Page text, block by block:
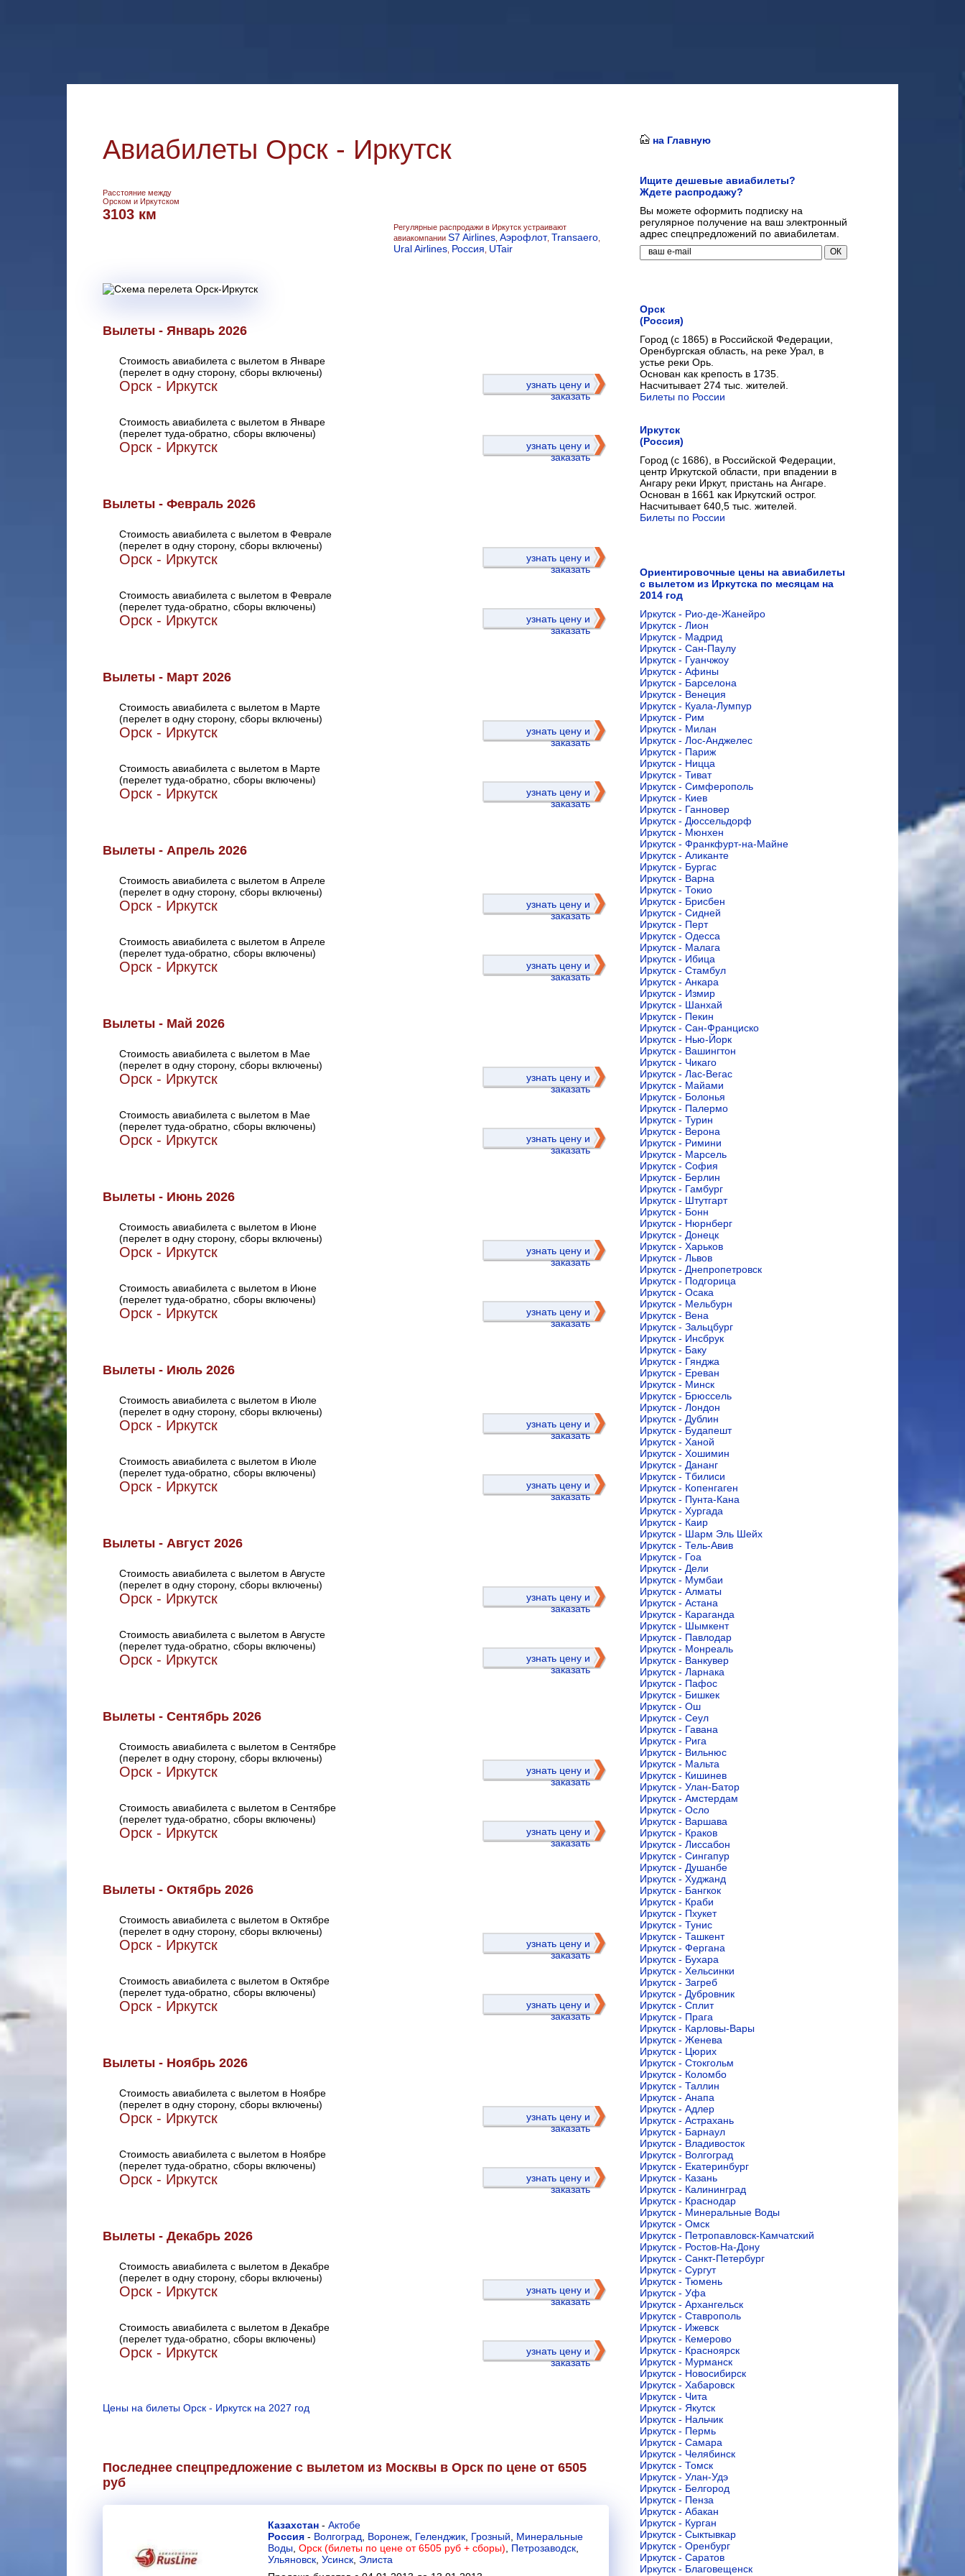
Авиабилеты Орск - Иркутск
Расстояние между
Орском и Иркутском
3103 км
Регулярные распродажи в Иркутск устраивают
авиакомпании S7 Airlines Аэрофлот, Transaero
Ural Airlines Россия UTair
Вылеты - Январь 2026
Стоимость авиабилета с вылетом в Январе
(перелет в одну сторону, сборы включены)
Орск - Иркутск
узнать цену и
заказать
Стоимость авиабилета с вылетом в Январе
(перелет туда-обратно, сборы включены)
Орск - Иркутск
узнать цену и
заказать
Вылеты - Февраль 2026
Стоимость авиабилета с вылетом в Феврале
(перелет в одну сторону, сборы включены)
Орск - Иркутск
узнать цену и
заказать
Стоимость авиабилета с вылетом в Феврале
(перелет туда-обратно, сборы включены)
Орск - Иркутск
узнать цену и
заказать
Вылеты - Март 2026
Стоимость авиабилета с вылетом в Марте
(перелет в одну сторону, сборы включены)
Орск - Иркутск
узнать цену и
заказать
Стоимость авиабилета с вылетом в Марте
(перелет туда-обратно, сборы включены)
Орск - Иркутск
узнать цену и
заказать
Вылеты - Апрель 2026
Стоимость авиабилета с вылетом в Апреле
(перелет в одну сторону, сборы включены)
Орск - Иркутск
узнать цену и
заказать
Стоимость авиабилета с вылетом в Апреле
(перелет туда-обратно, сборы включены)
Орск - Иркутск
узнать цену и
заказать
Вылеты - Май 2026
Стоимость авиабилета с вылетом в Мае
(перелет в одну сторону, сборы включены)
Орск - Иркутск
узнать цену и
заказать
Стоимость авиабилета с вылетом в Мае
(перелет туда-обратно, сборы включены)
Орск - Иркутск
узнать цену и
заказать
Вылеты - Июнь 2026
Стоимость авиабилета с вылетом в Июне
(перелет в одну сторону, сборы включены)
Орск - Иркутск
узнать цену и
заказать
Стоимость авиабилета с вылетом в Июне
(перелет туда-обратно, сборы включены)
Орск - Иркутск
узнать цену и
заказать
Вылеты - Июль 2026
Стоимость авиабилета с вылетом в Июле
(перелет в одну сторону, сборы включены)
Орск - Иркутск
узнать цену и
заказать
Стоимость авиабилета с вылетом в Июле
(перелет туда-обратно, сборы включены)
Орск - Иркутск
узнать цену и
заказать
Вылеты - Август 2026
Стоимость авиабилета с вылетом в Августе
(перелет в одну сторону, сборы включены)
Орск - Иркутск
узнать цену и
заказать
Стоимость авиабилета с вылетом в Августе
(перелет туда-обратно, сборы включены)
Орск - Иркутск
узнать цену и
заказать
Вылеты - Сентябрь 2026
Стоимость авиабилета с вылетом в Сентябре
(перелет в одну сторону, сборы включены)
Орск - Иркутск
узнать цену и
заказать
Стоимость авиабилета с вылетом в Сентябре
(перелет туда-обратно, сборы включены)
Орск - Иркутск
узнать цену и
заказать
Вылеты - Октябрь 2026
Стоимость авиабилета с вылетом в Октябре
(перелет в одну сторону, сборы включены)
Орск - Иркутск
узнать цену и
заказать
Стоимость авиабилета с вылетом в Октябре
(перелет туда-обратно, сборы включены)
Орск - Иркутск
узнать цену и
заказать
Вылеты - Ноябрь 2026
Стоимость авиабилета с вылетом в Ноябре
(перелет в одну сторону, сборы включены)
Орск - Иркутск
узнать цену и
заказать
Стоимость авиабилета с вылетом в Ноябре
(перелет туда-обратно, сборы включены)
Орск - Иркутск
узнать цену и
заказать
Вылеты - Декабрь 2026
Стоимость авиабилета с вылетом в Декабре
(перелет в одну сторону, сборы включены)
Орск - Иркутск
узнать цену и
заказать
Стоимость авиабилета с вылетом в Декабре
(перелет туда-обратно, сборы включены)
Орск - Иркутск
узнать цену и
заказать
Цены на билеты Орск - Иркутск на 2027 год
Последнее спецпредложение с вылетом из Москвы в Орск по цене от 6505
руб
Казахстан - Актобе
Россия - Волгоград Воронеж Геленджик Грозный
Минеральные
Воды Орск (билеты по цене от 6505 руб + сборы) Петрозаводск
Ульяновск Усинск Элиста
на Главную
Ищите дешевые авиабилеты?
Ждете распродажу?
Вы можете оформить подписку на
регулярное получение на ваш электронный
адрес спецпредложений по авиабилетам.
Орск
(Россия)
Город (с 1865) в Российской Федерации,
Оренбургская область, на реке Урал, в
устье реки Орь.
Основан как крепость в 1735.
Насчитывает 274 тыс. жителей.
Билеты по России
Иркутск
(Россия)
Город (с 1686), в Российской Федерации,
центр Иркутской области, при впадении в
Ангару реки Иркут, пристань на Ангаре.
Основан в 1661 как Иркутский острог.
Насчитывает 640,5 тыс. жителей.
Билеты по России
Ориентировочные цены на авиабилеты
с вылетом из Иркутска по месяцам на
2014 год
Иркутск - Рио-де-Жанейро
Иркутск - Лион
Иркутск - Мадрид
Иркутск - Сан-Паулу
Иркутск - Гуанчжоу
Иркутск - Афины
Иркутск - Барселона
Иркутск - Венеция
Иркутск - Куала-Лумпур
Иркутск - Рим
Иркутск - Милан
Иркутск - Лос-Анджелес
Иркутск - Париж
Иркутск - Ницца
Иркутск - Тиват
Иркутск - Симферополь
Иркутск - Киев
Иркутск - Ганновер
Иркутск - Дюссельдорф
Иркутск - Мюнхен
Иркутск - Франкфурт-на-Майне
Иркутск - Аликанте
Иркутск - Бургас
Иркутск - Варна
Иркутск - Токио
Иркутск - Брисбен
Иркутск - Сидней
Иркутск - Перт
Иркутск - Одесса
Иркутск - Малага
Иркутск - Ибица
Иркутск - Стамбул
Иркутск - Анкара
Иркутск - Измир
Иркутск - Шанхай
Иркутск - Пекин
Иркутск - Сан-Франциско
Иркутск - Нью-Йорк
Иркутск - Вашингтон
Иркутск - Чикаго
Иркутск - Лас-Вегас
Иркутск - Майами
Иркутск - Болонья
Иркутск - Палермо
Иркутск - Турин
Иркутск - Верона
Иркутск - Римини
Иркутск - Марсель
Иркутск - София
Иркутск - Берлин
Иркутск - Гамбург
Иркутск - Штутгарт
Иркутск - Бонн
Иркутск - Нюрнберг
Иркутск - Донецк
Иркутск - Харьков
Иркутск - Львов
Иркутск - Днепропетровск
Иркутск - Подгорица
Иркутск - Осака
Иркутск - Мельбурн
Иркутск - Вена
Иркутск - Зальцбург
Иркутск - Инсбрук
Иркутск - Баку
Иркутск - Гянджа
Иркутск - Ереван
Иркутск - Минск
Иркутск - Брюссель
Иркутск - Лондон
Иркутск - Дублин
Иркутск - Будапешт
Иркутск - Ханой
Иркутск - Хошимин
Иркутск - Дананг
Иркутск - Тбилиси
Иркутск - Копенгаген
Иркутск - Пунта-Кана
Иркутск - Хургада
Иркутск - Каир
Иркутск - Шарм Эль Шейх
Иркутск - Тель-Авив
Иркутск - Гоа
Иркутск - Дели
Иркутск - Мумбаи
Иркутск - Алматы
Иркутск - Астана
Иркутск - Караганда
Иркутск - Шымкент
Иркутск - Павлодар
Иркутск - Монреаль
Иркутск - Ванкувер
Иркутск - Ларнака
Иркутск - Пафос
Иркутск - Бишкек
Иркутск - Ош
Иркутск - Сеул
Иркутск - Гавана
Иркутск - Рига
Иркутск - Вильнюс
Иркутск - Мальта
Иркутск - Кишинев
Иркутск - Улан-Батор
Иркутск - Амстердам
Иркутск - Осло
Иркутск - Варшава
Иркутск - Краков
Иркутск - Лиссабон
Иркутск - Сингапур
Иркутск - Душанбе
Иркутск - Худжанд
Иркутск - Бангкок
Иркутск - Краби
Иркутск - Пхукет
Иркутск - Тунис
Иркутск - Ташкент
Иркутск - Фергана
Иркутск - Бухара
Иркутск - Хельсинки
Иркутск - Загреб
Иркутск - Дубровник
Иркутск - Сплит
Иркутск - Прага
Иркутск - Карловы-Вары
Иркутск - Женева
Иркутск - Цюрих
Иркутск - Стокгольм
Иркутск - Коломбо
Иркутск - Таллин
Иркутск - Анапа
Иркутск - Адлер
Иркутск - Астрахань
Иркутск - Барнаул
Иркутск - Владивосток
Иркутск - Волгоград
Иркутск - Екатеринбург
Иркутск - Казань
Иркутск - Калининград
Иркутск - Краснодар
Иркутск - Минеральные Воды
Иркутск - Омск
Иркутск - Петропавловск-Камчатский
Иркутск - Ростов-На-Дону
Иркутск - Санкт-Петербург
Иркутск - Сургут
Иркутск - Тюмень
Иркутск - Уфа
Иркутск - Архангельск
Иркутск - Ставрополь
Иркутск - Ижевск
Иркутск - Кемерово
Иркутск - Красноярск
Иркутск - Мурманск
Иркутск - Новосибирск
Иркутск - Хабаровск
Иркутск - Чита
Иркутск - Якутск
Иркутск - Нальчик
Иркутск - Пермь
Иркутск - Самара
Иркутск - Челябинск
Иркутск - Томск
Иркутск - Улан-Удэ
Иркутск - Белгород
Иркутск - Пенза
Иркутск - Абакан
Иркутск - Курган
Иркутск - Сыктывкар
Иркутск - Оренбург
Иркутск - Саратов
Иркутск - Благовещенск